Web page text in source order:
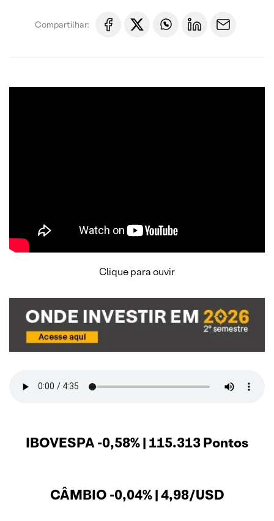
Compartilhar:
Clique para ouvir
IBOVESPA -0,58% | 115.313 Pontos
CÂMBIO -0,04% | 4,98/USD